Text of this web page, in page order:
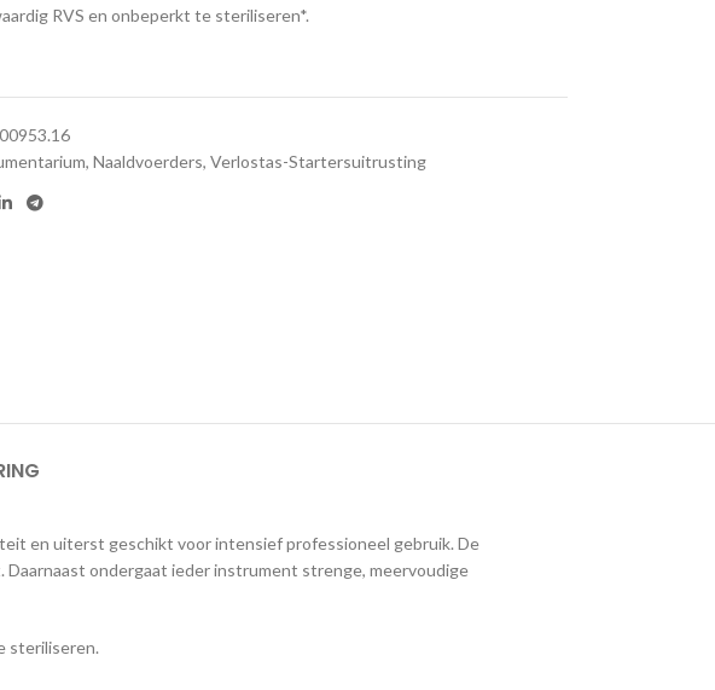
RVS en onbeperkt te steriliseren*.
, Naaldvoerders, Verlostas-Startersuitrusting
en uiterst geschikt voor intensief professioneel gebruik. De
ondergaat ieder instrument strenge, meervoudige
steriliseren.